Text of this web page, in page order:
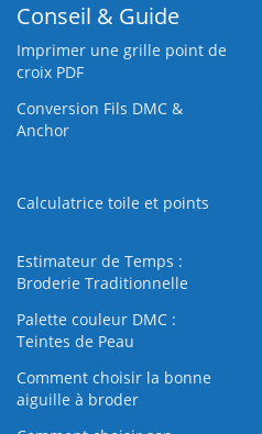
Conseil & Guide
Imprimer une grille point de
croix PDF
Conversion Fils DMC &
Anchor
Calculatrice toile et points
Estimateur de Temps :
Broderie Traditionnelle
Palette couleur DMC :
Teintes de Peau
Comment choisir la bonne
aiguille à broder